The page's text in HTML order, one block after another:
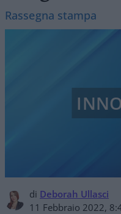
Rassegna stampa
di Deborah Ullasci
11 Febbraio 2022,